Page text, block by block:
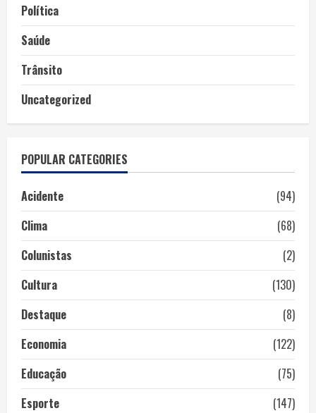
Política
Saúde
Trânsito
Uncategorized
POPULAR CATEGORIES
Acidente
(94)
Clima
(68)
Colunistas
(2)
Cultura
(130)
Destaque
(8)
Economia
(122)
Educação
(75)
Esporte
(147)